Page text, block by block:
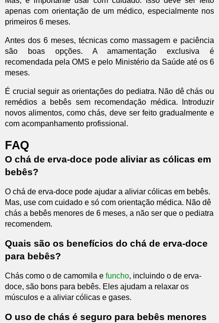
apenas com orientação de um médico, especialmente nos
primeiros 6 meses.
Antes dos 6 meses, técnicas como massagem e paciência
são boas opções. A amamentação exclusiva é
recomendada pela OMS e pelo Ministério da Saúde até os 6
meses.
É crucial seguir as orientações do pediatra. Não dê chás ou
remédios a bebês sem recomendação médica. Introduzir
novos alimentos, como chás, deve ser feito gradualmente e
com acompanhamento profissional.
FAQ
O chá de erva-doce pode aliviar as cólicas em
bebês?
O chá de erva-doce pode ajudar a aliviar cólicas em bebês.
Mas, use com cuidado e só com orientação médica. Não dê
chás a bebês menores de 6 meses, a não ser que o pediatra
recomendem.
Quais são os benefícios do chá de erva-doce
para bebês?
Chás como o de camomila e funcho, incluindo o de erva-
doce, são bons para bebês. Eles ajudam a relaxar os
músculos e a aliviar cólicas e gases.
O uso de chás é seguro para bebês menores